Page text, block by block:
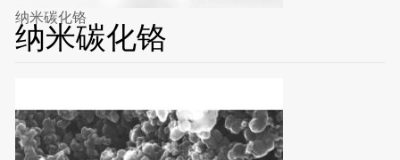
纳米碳化铬
纳米碳化铬